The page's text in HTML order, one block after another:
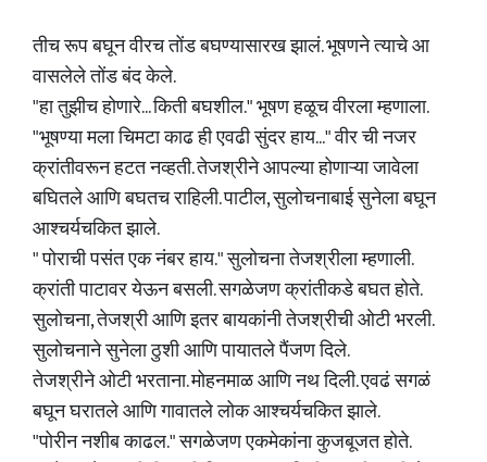
तीच रूप बघून वीरच तोंड बघण्यासारख झालं. भूषणने त्याचे आ
वासलेले तोंड बंद केले.
"हा तुझीच होणारे... किती बघशील." भूषण हळूच वीरला म्हणाला.
"भूषण्या मला चिमटा काढ ही एवढी सुंदर हाय..." वीर ची नजर
क्रांतीवरून हटत नव्हती. तेजश्रीने आपल्या होणाऱ्या जावेला
बघितले आणि बघतच राहिली. पाटील, सुलोचनाबाई सुनेला बघून
आश्चर्यचकित झाले.
" पोराची पसंत एक नंबर हाय." सुलोचना तेजश्रीला म्हणाली.
क्रांती पाटावर येऊन बसली. सगळेजण क्रांतीकडे बघत होते.
सुलोचना, तेजश्री आणि इतर बायकांनी तेजश्रीची ओटी भरली.
सुलोचनाने सुनेला ठुशी आणि पायातले पैंजण दिले.
तेजश्रीने ओटी भरताना. मोहनमाळ आणि नथ दिली. एवढं सगळं
बघून घरातले आणि गावातले लोक आश्चर्यचकित झाले.
"पोरीन नशीब काढल." सगळेजण एकमेकांना कुजबूजत होते.